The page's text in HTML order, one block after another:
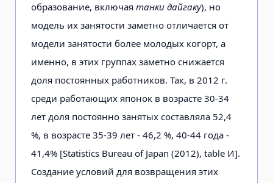
образование, включая танки дайгаку), но
модель их занятости заметно отличается от
модели занятости более молодых когорт, а
именно, в этих группах заметно снижается
доля постоянных работников. Так, в 2012 г.
среди работающих японок в возрасте 30-34
лет доля постоянно занятых составляла 52,4
%, в возрасте 35-39 лет - 46,2 %, 40-44 года -
41,4% [Statistics Bureau of Japan (2012), table И].
Создание условий для возвращения этих